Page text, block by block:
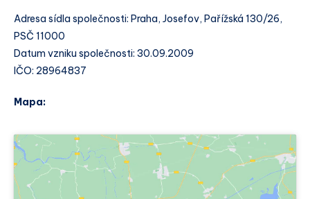
Adresa sídla společnosti: Praha, Josefov, Pařížská 130/26,
PSČ 11000
Datum vzniku společnosti: 30.09.2009
IČO: 28964837
Mapa: